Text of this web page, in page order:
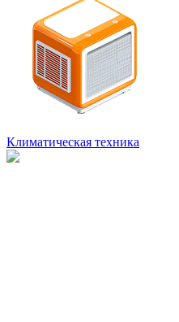
Климатическая техника